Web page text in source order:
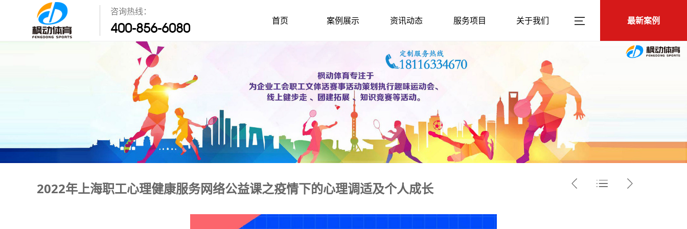
咨询热线：
400-856-6080 最新案例
首页 案例展示 资讯动态 服务项目 关于我们
2022年上海职工心理健康服务网络公益课之疫情下的心理调适及个人成长   